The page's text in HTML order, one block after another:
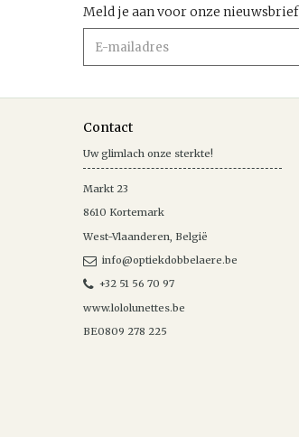
Meld je aan voor onze nieuwsbrief
Contact
Uw glimlach onze sterkte!
Markt 23
8610 Kortemark
West-Vlaanderen België
info@optiekdobbelaere.be
+32 51 56 70 97
www.lololunettes.be
BE0809 278 225